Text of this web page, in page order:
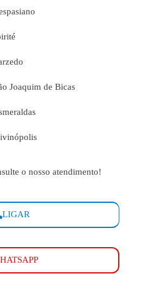
Joaquim de Bicas
o nosso atendimento!
LIGAR